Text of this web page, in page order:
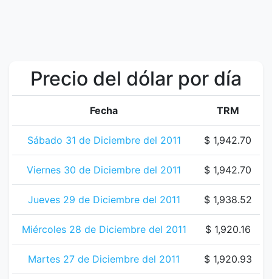
Precio del dólar por día
Fecha TRM
Sábado 31 de Diciembre del 2011 $ 1,942.70
Viernes 30 de Diciembre del 2011 $ 1,942.70
Jueves 29 de Diciembre del 2011 $ 1,938.52
Miércoles 28 de Diciembre del 2011 $ 1,920.16
Martes 27 de Diciembre del 2011 $ 1,920.93